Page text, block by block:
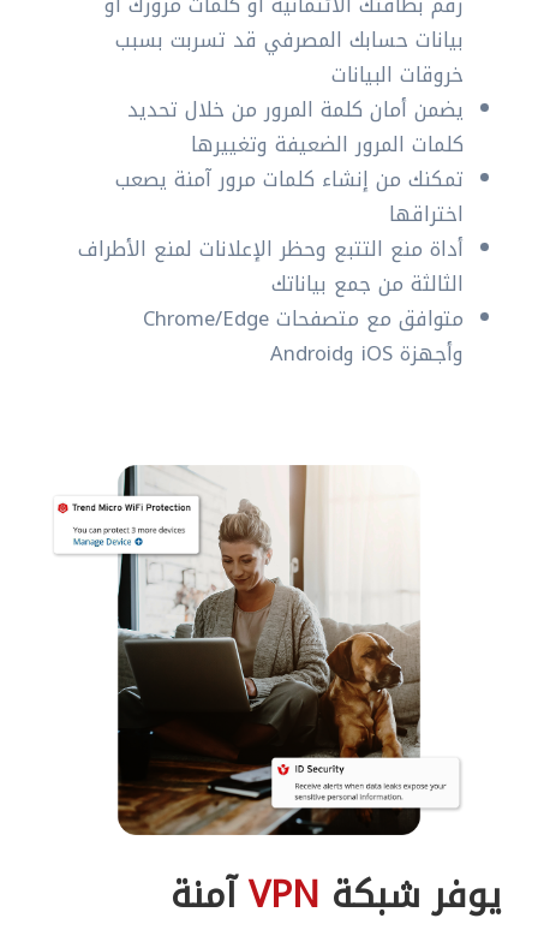
بيانات حسابك المصرفي قد تسربت بسبب
خروقات البيانات
يضمن أمان كلمة المرور من خلال تحديد
كلمات المرور الضعيفة وتغييرها
تمكنك من إنشاء كلمات مرور آمنة يصعب
اختراقها
أداة منع التتبع وحظر الإعلانات لمنع الأطراف
الثالثة من جمع بياناتك
متوافق مع متصفحات Chrome/Edge
وأجهزة iOS وAndroid
يوفر شبكة VPNآمنة